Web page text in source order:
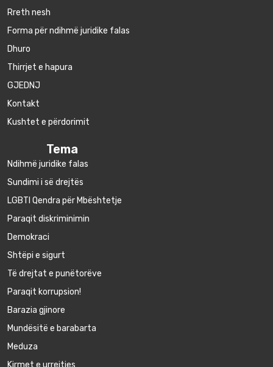
Rreth nesh
Forma për ndihmë juridike falas
Dhuro
Thirrjet e hapura
GJEDNJ
Kontakt
Kushtet e përdorimit
Tema
Ndihmë juridike falas
Sundimi i së drejtës
LGBTI Qendra për Mbështetje
Paraqit diskriminimin
Demokraci
Shtëpi e sigurt
Të drejtat e punëtorëve
Paraqit korrupsion!
Barazia gjinore
Mundësitë e barabarta
Meduza
Kirmet e urrejtjes